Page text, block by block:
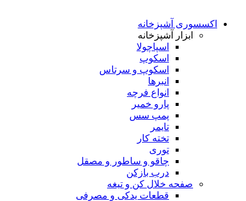
اکسسوری آشپزخانه
ابزار آشپزخانه
اسپاچولا
اسکوپ
اسکوپ و سرتاس
انبرها
انواع فرچه
پارو خمیر
پمپ سس
تایمر
تخته کار
توری
چاقو و ساطور و مصقل
درب بازکن
صفحه خلال کن و تیغه
قطعات یدکی و مصرفی